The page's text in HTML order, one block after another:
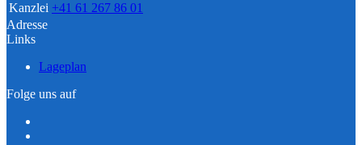
Kanzlei +41 61 267 86 01
Adresse
Links
Lageplan
Folge uns auf